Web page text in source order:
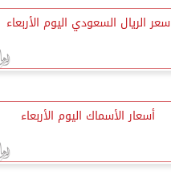
سعر الريال السعودي اليوم الأربعاء
أسعار الأسماك اليوم الأربعاء